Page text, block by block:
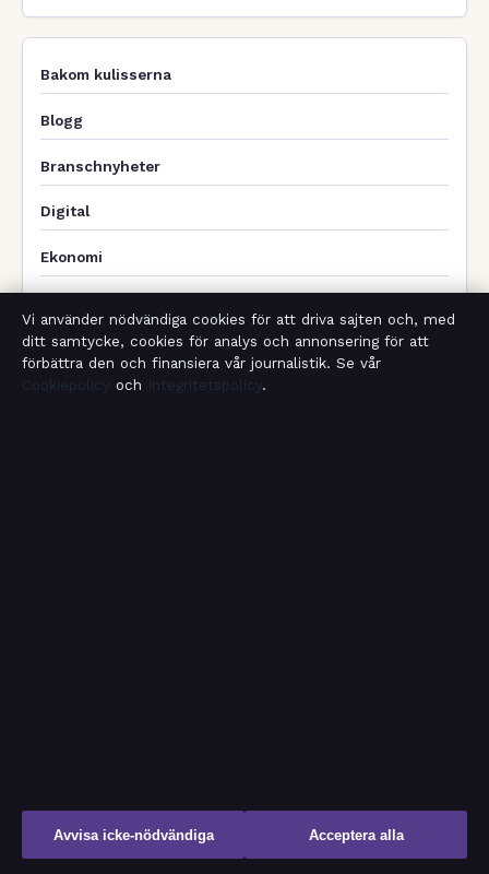
Bakom kulisserna
Blogg
Branschnyheter
Digital
Ekonomi
Kändisnyheter
Kultur
Vi använder nödvändiga cookies för att driva sajten och, med
ditt samtycke, cookies för analys och annonsering för att
förbättra den och finansiera vår journalistik. Se vår
Cookiepolicy och Integritetspolicy.
Avvisa icke-nödvändiga Acceptera alla